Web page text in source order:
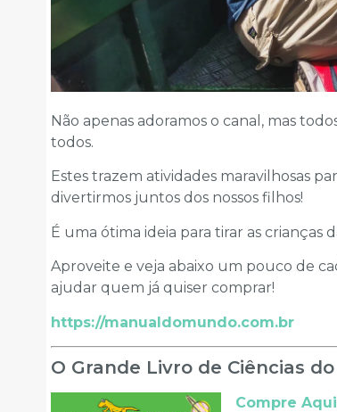
Não apenas adoramos o canal, mas
todos.
Estes trazem atividades maravilhosas
divertirmos juntos dos nossos filhos!
É uma ótima ideia para tirar as crianças
Aproveite e veja abaixo um pouco de
ajudar quem já quiser comprar!
https://manualdomundo.com.br
O Grande Livro de Ciências
Compre